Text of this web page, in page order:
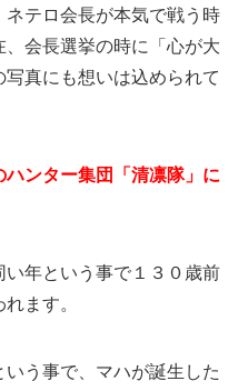
ネテロ会長が本気で戦う時
会長選挙の時に「心が大
真にも想いは込められて
ンター集団「清凛隊」に
年という事で１３０歳前
ます。
う事で、マハが誕生した